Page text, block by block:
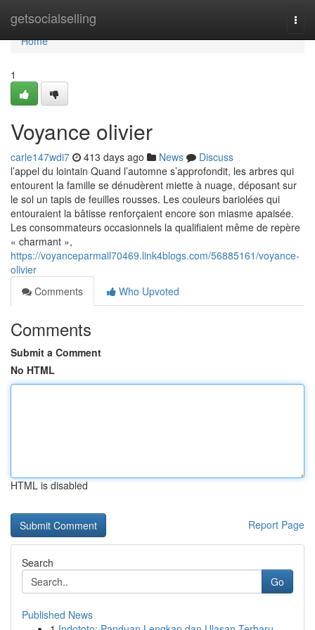
getsocialselling
Home
Home
1
Voyance olivier
carle147wdi7 413 days ago News
Discuss
l’appel du lointain Quand l’automne s’approfondit, les arbres qui
entourent la famille se dénudèrent miette à nuage, déposant sur
le sol un tapis de feuilles rousses. Les couleurs bariolées qui
entouraient la bâtisse renforçaient encore son miasme apaisée.
Les consommateurs occasionnels la qualifiaient même de repère
« charmant »,
https://voyanceparmail70469.link4blogs.com/56885161/voyance-
olivier
Comments
Who Upvoted
Comments
Submit a Comment
No HTML
HTML is disabled
Report Page
Search
Go
Published News